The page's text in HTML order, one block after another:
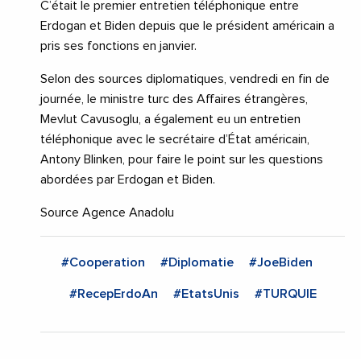
C’était le premier entretien téléphonique entre
Erdogan et Biden depuis que le président américain a
pris ses fonctions en janvier.
Selon des sources diplomatiques, vendredi en fin de
journée, le ministre turc des Affaires étrangères,
Mevlut Cavusoglu, a également eu un entretien
téléphonique avec le secrétaire d’État américain,
Antony Blinken, pour faire le point sur les questions
abordées par Erdogan et Biden.
Source Agence Anadolu
#Cooperation #Diplomatie #JoeBiden
#RecepErdoAn #EtatsUnis #TURQUIE